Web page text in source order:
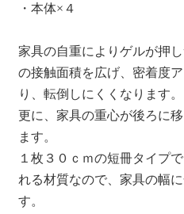
・本体×４
家具の自重によりゲルが押
の接触面積を広げ、密着度
り、転倒しにくくなります。
更に、家具の重心が後ろに
ます。
１枚３０ｃｍの短冊タイプ
れる材質なので、家具の幅
す。